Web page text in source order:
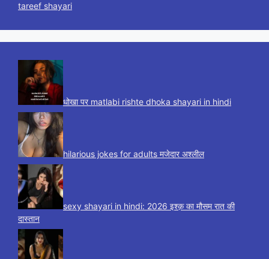
tareef shayari
धोखा पर matlabi rishte dhoka shayari in hindi
hilarious jokes for adults मजेदार अश्लील
sexy shayari in hindi: 2026 इश्क़ का मौसम रात की
दास्तान